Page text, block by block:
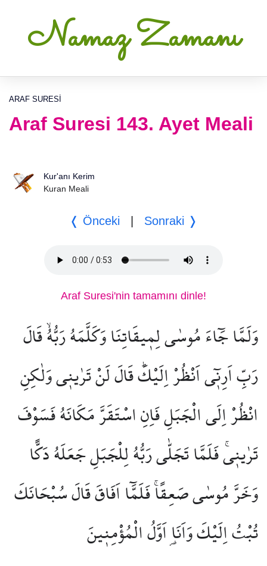
Namaz Zamanı
ARAF SURESI
Araf Suresi 143. Ayet Meali
Kur'anı Kerim
Kuran Meali
❬ Önceki Sonraki ❭
Araf Suresi'nin tamamını dinle!
وَلَمَّا جَٓاءَ مُوسٰى لِم۪يقَاتِنَا وَكَلَّمَهُ رَبُّهُۙ قَالَ
رَبِّ اَرِن۪ٓي اَنْظُرْ اِلَيْكَۜ قَالَ لَنْ تَرٰين۪ي وَلٰكِنِ
انْظُرْ اِلَى الْجَبَلِ فَاِنِ اسْتَقَرَّ مَكَانَهُ فَسَوْفَ
تَرٰين۪يۚ فَلَمَّا تَجَلّٰى رَبُّهُ لِلْجَبَلِ جَعَلَهُ دَكًّا
وَخَرَّ مُوسٰى صَعِقًاۚ فَلَمَّٓا اَفَاقَ قَالَ سُبْحَانَكَ
تُبْتُ اِلَيْكَ وَاَنَا۬ اَوَّلُ الْمُؤْمِن۪ينَ